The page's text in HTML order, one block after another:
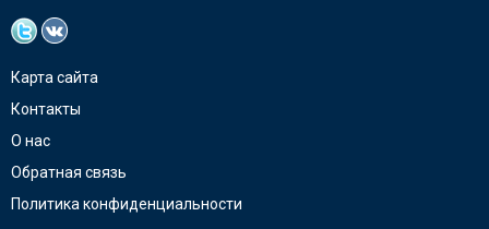
Карта сайта
Контакты
О нас
Обратная связь
Политика конфиденциальности